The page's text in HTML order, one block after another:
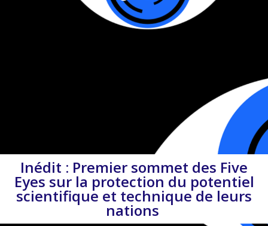
Inédit : Premier sommet des Five
Eyes sur la protection du potentiel
scientifique et technique de leurs
nations